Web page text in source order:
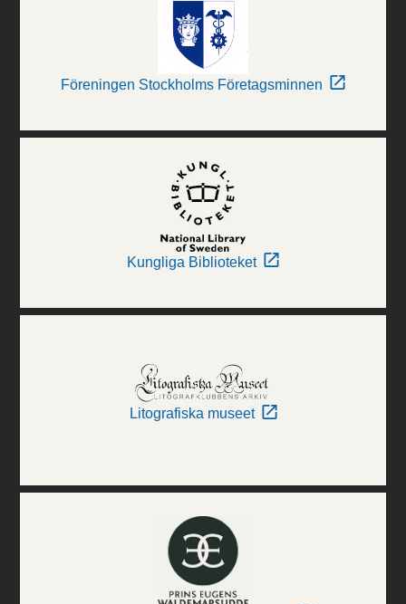
Föreningen Stockholms Företagsminnen
Kungliga Biblioteket
Litografiska museet